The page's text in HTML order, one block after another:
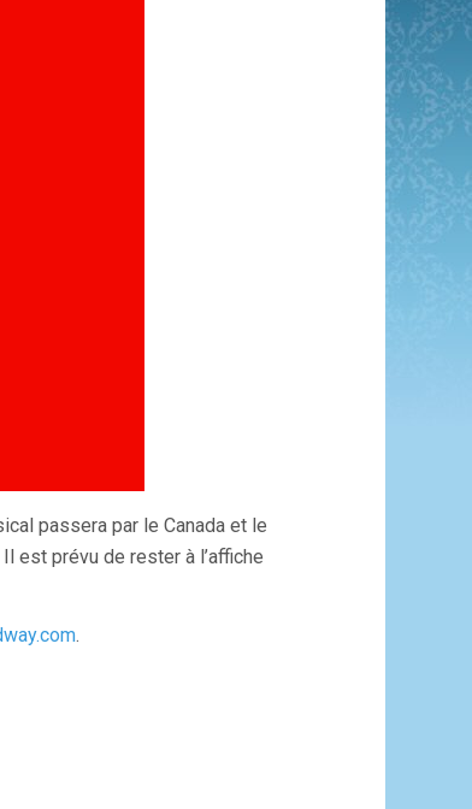
passera par le Canada et le
est prévu de rester à l’affiche
.